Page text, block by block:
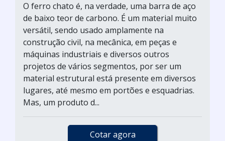
O ferro chato é, na verdade, uma barra de aço
de baixo teor de carbono. É um material muito
versátil, sendo usado amplamente na
construção civil, na mecânica, em peças e
máquinas industriais e diversos outros
projetos de vários segmentos, por ser um
material estrutural está presente em diversos
lugares, até mesmo em portões e esquadrias.
Mas, um produto d...
Cotar agora